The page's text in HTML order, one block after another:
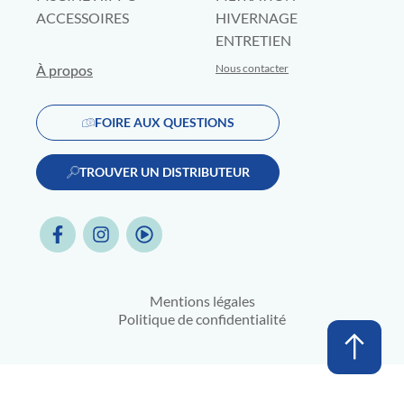
ACCESSOIRES
À propos
HIVERNAGE
ENTRETIEN
Nous contacter
FOIRE AUX QUESTIONS
TROUVER UN DISTRIBUTEUR
Mentions légales
Politique de confidentialité